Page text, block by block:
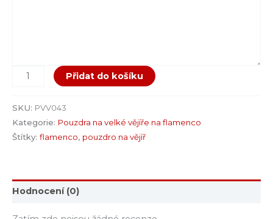
Přidat do košíku
SKU: PVV043
Kategorie: Pouzdra na velké vějíře na flamenco
Štítky: flamenco, pouzdro na vějíř
Hodnocení (0)